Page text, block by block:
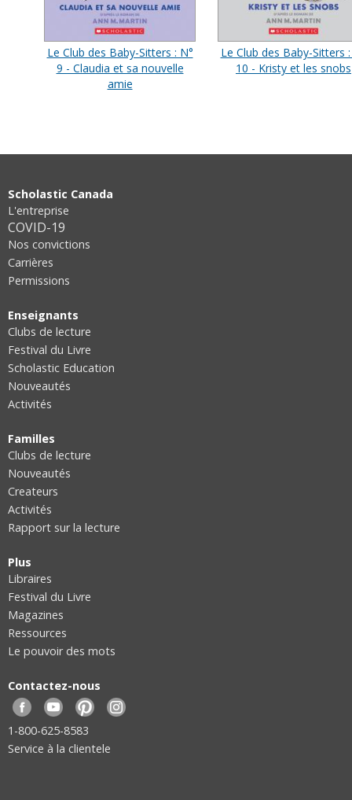
Le Club des Baby-Sitters : N°
9 - Claudia et sa nouvelle
amie
Le Club des Baby-Sitters
10 - Kristy et les snobs
Scholastic Canada
L'entreprise
COVID-19
Nos convictions
Carrières
Permissions
Enseignants
Clubs de lecture
Festival du Livre
Scholastic Education
Nouveautés
Activités
Familles
Clubs de lecture
Nouveautés
Createurs
Activités
Rapport sur la lecture
Plus
Libraires
Festival du Livre
Magazines
Ressources
Le pouvoir des mots
Contactez-nous
FacebookYouTubePinterest
1-800-625-8583
Service à la clientele